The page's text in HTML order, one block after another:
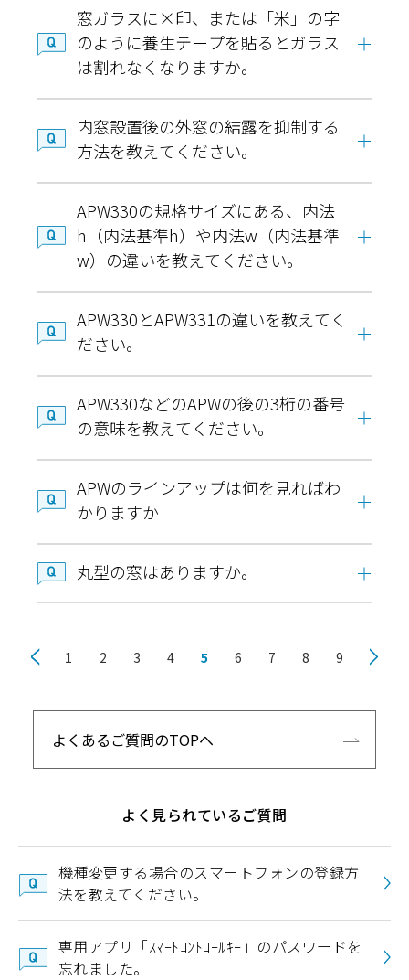
窓ガラスに×印、または「米」の字
のように養生テープを貼るとガラス
は割れなくなりますか。
内窓設置後の外窓の結露を抑制する
方法を教えてください。
APW330の規格サイズにある、内法
h（内法基準h）や内法w（内法基準
w）の違いを教えてください。
APW330とAPW331の違いを教えてく
ださい。
APW330などのAPWの後の3桁の番号
の意味を教えてください。
APWのラインアップは何を見ればわ
かりますか
丸型の窓はありますか。
1 2 3 4 5 6 7 8 9
よくあるご質問のTOPへ
よく見られているご質問
機種変更する場合のスマートフォンの登録方
法を教えてください。
専用アプリ「ｽﾏｰﾄｺﾝﾄﾛｰﾙｷｰ」のパスワードを
忘れました。